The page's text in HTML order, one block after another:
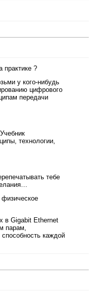
?
у кого-нибудь
цифрового
передачи
технологии,
тебе
в Gigabit Ethernet
парам,
способность каждой